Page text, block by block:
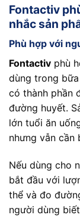
Fontactiv
nhắc sản
Phù hợp với
Fontactiv phù
dùng trong
có thành phần
đường huyết.
lớn tuổi ăn
nhưng vẫn cần
Nếu dùng cho
bắt đầu với
thể và đo
người dùng